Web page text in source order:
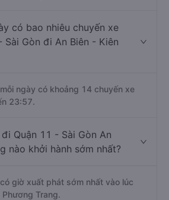
có bao nhiêu chuyến xe
Sài Gòn đi An Biên - Kiên
ngày có khoảng 14 chuyến xe
23:57.
Quận 11 - Sài Gòn An
nào khởi hành sớm nhất?
giờ xuất phát sớm nhất vào lúc
Trang.